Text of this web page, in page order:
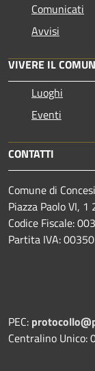
Comunicati
Avvisi
VIVERE IL
Luoghi
Eventi
CONTATTI
Comune di
Piazza Paolo VI,
Codice Fiscale:
Partita IVA:
PEC:
Centralino Unico: